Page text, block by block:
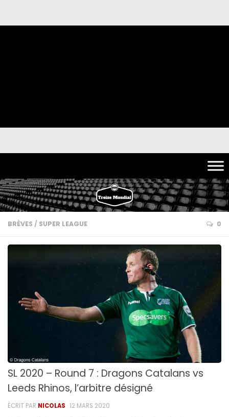
BRÈVES / SUPER LEAGUE 0
SL 2020 – Round 7 : Dragons Catalans vs
Leeds Rhinos, l’arbitre désigné
ÉCRIT PAR NICOLAS · 12 MARS 2020